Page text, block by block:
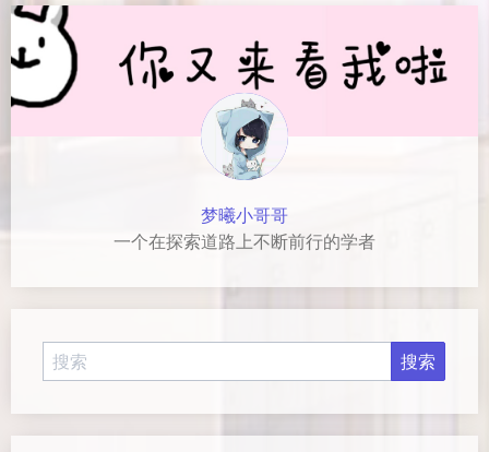
梦曦小哥哥
一个在探索道路上不断前行的学者